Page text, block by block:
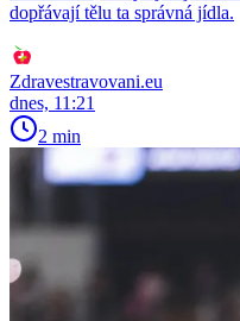
dopřávají tělu ta správná jídla.
Zdravestravovani.eu
dnes, 11:21
2 min